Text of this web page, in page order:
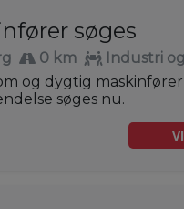
søges
0 km
Industri
og dygtig
søges nu.